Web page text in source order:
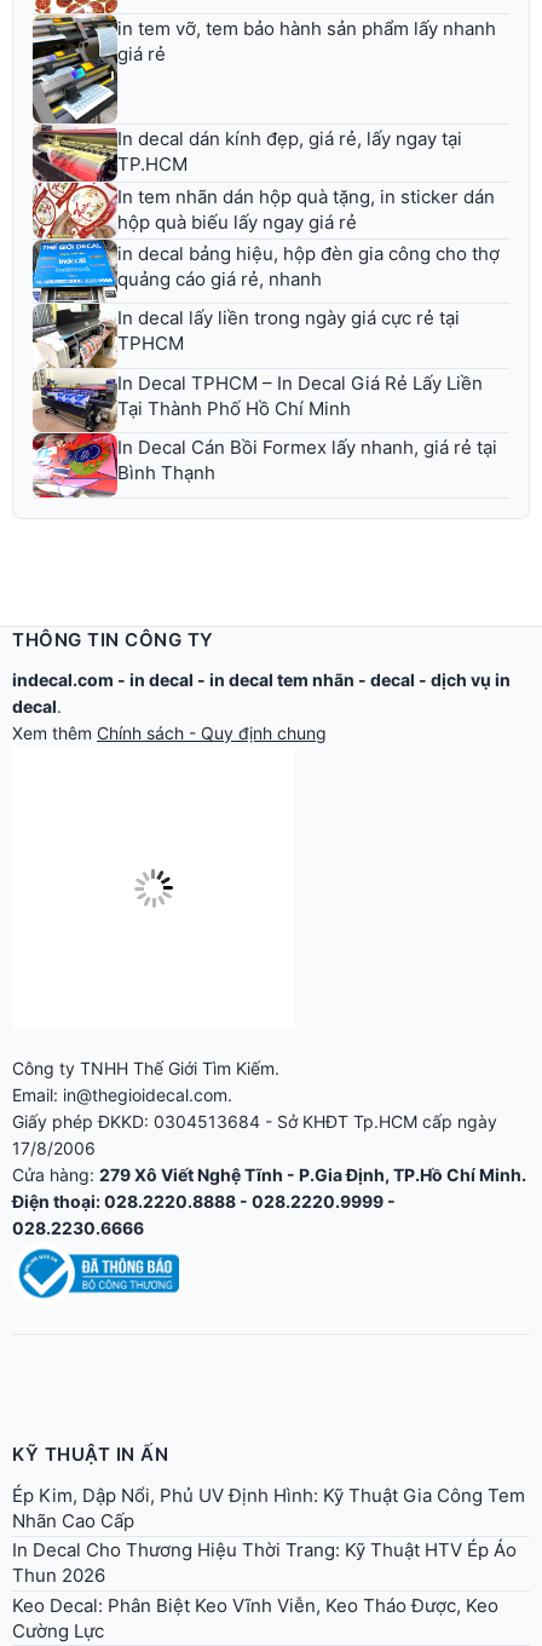
in tem vỡ, tem bảo hành sản phẩm lấy nhanh
giá rẻ
In decal dán kính đẹp, giá rẻ, lấy ngay tại
TP.HCM
In tem nhãn dán hộp quà tặng, in sticker dán
hộp quà biếu lấy ngay giá rẻ
in decal bảng hiệu, hộp đèn gia công cho thợ
quảng cáo giá rẻ, nhanh
In decal lấy liền trong ngày giá cực rẻ tại
TPHCM
In Decal TPHCM – In Decal Giá Rẻ Lấy Liền
Tại Thành Phố Hồ Chí Minh
In Decal Cán Bồi Formex lấy nhanh, giá rẻ tại
Bình Thạnh
Chính sách - Quy định chung
17/8/2006
Cửa hàng:279 Xô Viết Nghệ Tĩnh - P.Gia Định, TP.Hồ Chí Minh.
Điện thoại: 028.2220.8888 - 028.2220.9999 -
028.2230.6666
In Decal Cho Thương Hiệu Thời Trang: Kỹ Thuật HTV Ép Áo
Thun 2026
Keo Decal: Phân Biệt Keo Vĩnh Viễn, Keo Tháo Được, Keo
Cường Lực
Hướng Dẫn Dán Decal Chuẩn: Phương Pháp Khô, Ướt &
Dụng Cụ Cần Có
In Tem Dán Hộp Đựng Thực Phẩm: Chuẩn An Toàn Vệ Sinh